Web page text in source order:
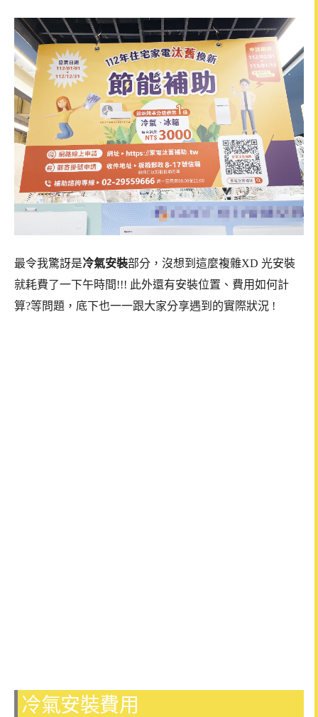
最令我驚訝是冷氣安裝部分，沒想到這麼複雜XD 光安裝
就耗費了一下午時間!!! 此外還有安裝位置、費用如何計
算?等問題，底下也一一跟大家分享遇到的實際狀況 !
冷氣安裝費用